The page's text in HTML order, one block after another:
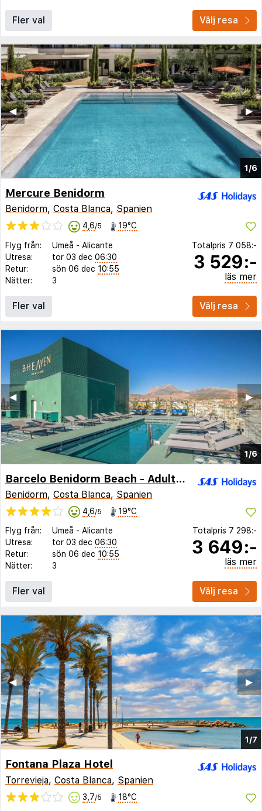
Fler val Välj resa
1/6
▶︎
◀︎
Mercure Benidorm
Benidorm, Costa Blanca, Spanien
4,6/5 19°C
Flyg från: Umeå - Alicante
Utresa:
tor 03 dec 06:30
Retur:
sön 06 dec 10:55
Nätter:
3
Totalpris 7 058:-
3 529:-
läs mer
Fler val Välj resa
1/6
▶︎
◀︎
Barcelo Benidorm Beach - Adults Recommended
Benidorm, Costa Blanca, Spanien
4,6/5 19°C
Flyg från: Umeå - Alicante
Utresa:
tor 03 dec 06:30
Retur:
sön 06 dec 10:55
Nätter:
3
Totalpris 7 298:-
3 649:-
läs mer
Fler val Välj resa
1/7
▶︎
◀︎
Fontana Plaza Hotel
Torrevieja, Costa Blanca, Spanien
3,7/5 18°C